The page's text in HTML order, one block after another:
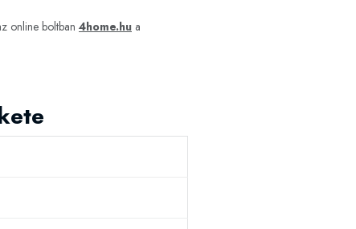
online boltban 4home.hu a